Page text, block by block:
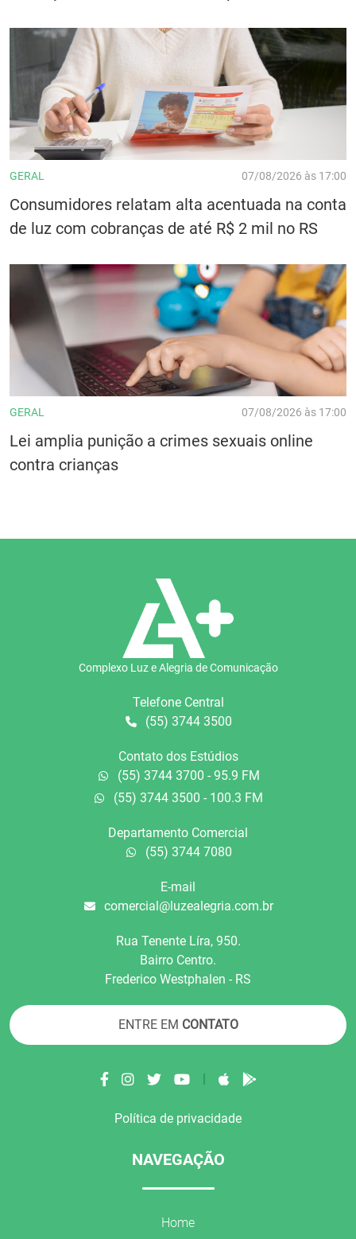
GERAL 07/08/2026 às 17:00
Consumidores relatam alta acentuada na conta
de luz com cobranças de até R$ 2 mil no RS
GERAL 07/08/2026 às 17:00
Lei amplia punição a crimes sexuais online
contra crianças
Complexo Luz e Alegria de Comunicação
Telefone Central
(55) 3744 3500
Contato dos Estúdios
(55) 3744 3700 - 95.9 FM
(55) 3744 3500 - 100.3 FM
Departamento Comercial
(55) 3744 7080
E-mail
comercial@luzealegria.com.br
Rua Tenente Líra, 950.
Bairro Centro.
Frederico Westphalen - RS
ENTRE EM CONTATO
|
Política de privacidade
NAVEGAÇÃO
Home